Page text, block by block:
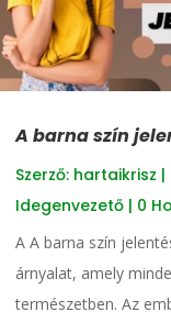
A barna szín
Szerző: hartaikrisz |
Idegenvezető| 0
A A barna szín
árnyalat, amely
természetben. Az